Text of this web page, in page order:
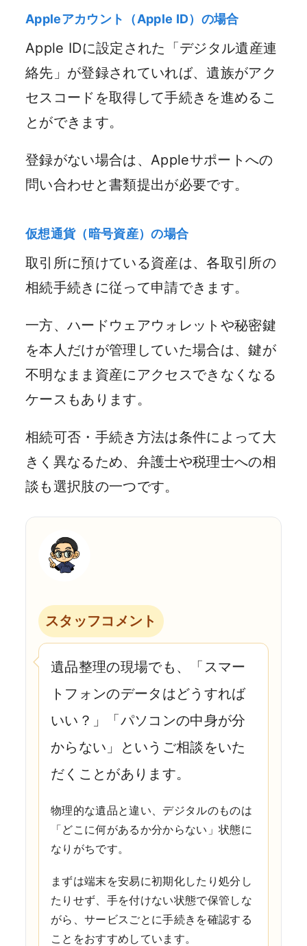
Appleアカウント（Apple ID）の場合
Apple IDに設定された「デジタル遺産連
絡先」が登録されていれば、遺族がアク
セスコードを取得して手続きを進めるこ
とができます。
登録がない場合は、Appleサポートへの
問い合わせと書類提出が必要です。
仮想通貨（暗号資産）の場合
取引所に預けている資産は、各取引所の
相続手続きに従って申請できます。
一方、ハードウェアウォレットや秘密鍵
を本人だけが管理していた場合は、鍵が
不明なまま資産にアクセスできなくなる
ケースもあります。
相続可否・手続き方法は条件によって大
きく異なるため、弁護士や税理士への相
談も選択肢の一つです。
スタッフコメント
遺品整理の現場でも、「スマー
トフォンのデータはどうすれば
いい？」「パソコンの中身が分
からない」というご相談をいた
だくことがあります。
物理的な遺品と違い、デジタルのものは
「どこに何があるか分からない」状態に
なりがちです。
まずは端末を安易に初期化したり処分し
たりせず、手を付けない状態で保管しな
がら、サービスごとに手続きを確認する
ことをおすすめしています。